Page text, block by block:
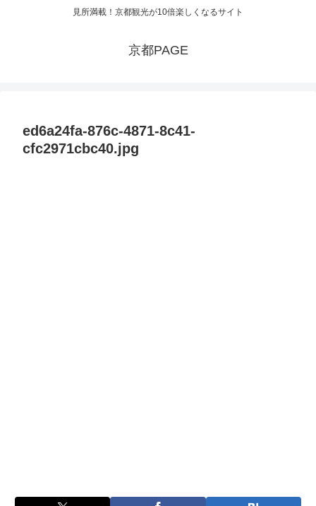
見所満載！京都観光が10倍楽しくなるサイト
京都PAGE
ed6a24fa-876c-4871-8c41-
cfc2971cbc40.jpg